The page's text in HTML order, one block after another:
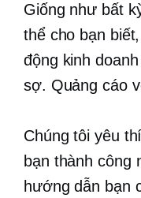
Giống như bất
thể cho bạn
động kinh
sợ. Quảng cáo
Chúng tôi yêu
bạn thành công
hướng dẫn bạn